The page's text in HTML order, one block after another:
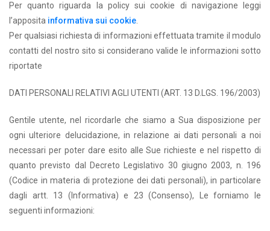
Per quanto riguarda la policy sui cookie di navigazione leggi
l’apposita informativa sui cookie
Per qualsiasi richiesta di informazioni effettuata tramite il modulo
contatti del nostro sito si considerano valide le informazioni sotto
riportate
DATI PERSONALI RELATIVI AGLI UTENTI (ART. 13 D.LGS. 196/2003)
Gentile utente, nel ricordarle che siamo a Sua disposizione per
ogni ulteriore delucidazione, in relazione ai dati personali a noi
necessari per poter dare esito alle Sue richieste e nel rispetto di
quanto previsto dal Decreto Legislativo 30 giugno 2003, n. 196
(Codice in materia di protezione dei dati personali), in particolare
dagli artt. 13 (Informativa) e 23 (Consenso), Le forniamo le
seguenti informazioni: